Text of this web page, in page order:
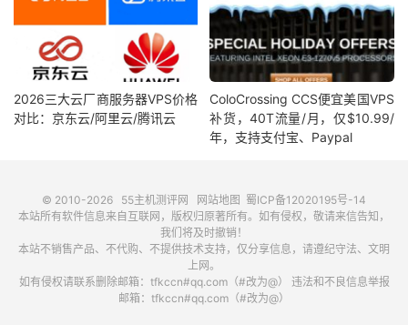
2026三大云厂商服务器VPS价格
对比：京东云/阿里云/腾讯云
ColoCrossing CCS便宜美国VPS
补货，40T流量/月，仅$10.99/
年，支持支付宝、Paypal
© 2010-2026 55主机测评网 网站地图 蜀ICP备12020195号-14
本站所有软件信息来自互联网，版权归原著所有。如有侵权，敬请来信告知，
我们将及时撤销！
本站不销售产品、不代购、不提供技术支持，仅分享信息，请遵纪守法、文明
上网。
如有侵权请联系删除邮箱：tfkccn#qq.com（#改为@） 违法和不良信息举报
邮箱：tfkccn#qq.com（#改为@）